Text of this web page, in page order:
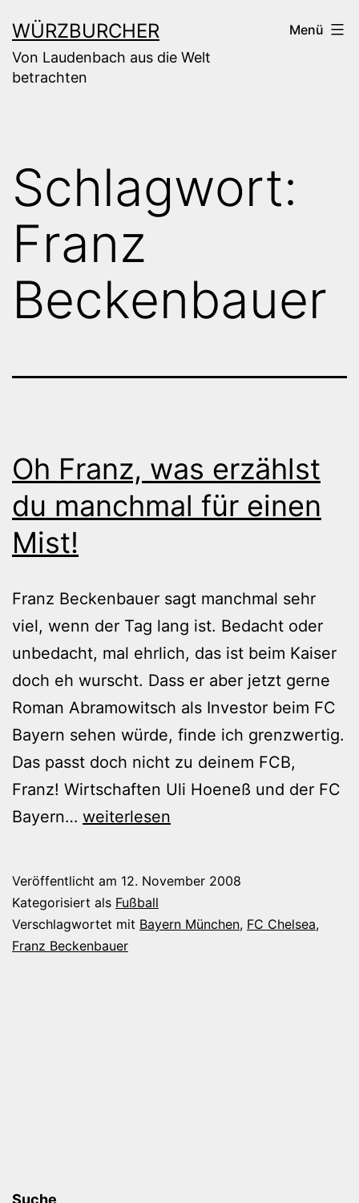
Inhalt
springen
WÜRZBURCHER
Von Laudenbach aus die Welt
betrachten
Menü
Schlagwort:
Franz
Beckenbauer
Oh Franz, was erzählst
du manchmal für einen
Mist!
Franz Beckenbauer sagt manchmal sehr
viel, wenn der Tag lang ist. Bedacht oder
unbedacht, mal ehrlich, das ist beim Kaiser
doch eh wurscht. Dass er aber jetzt gerne
Roman Abramowitsch als Investor beim FC
Bayern sehen würde, finde ich grenzwertig.
Das passt doch nicht zu deinem FCB,
Franz! Wirtschaften Uli Hoeneß und der FC
Bayern… Oh
erzählst
du
manchmal
weiterlesen
Veröffentlicht am 12. November 2008
Kategorisiert als Fußball
Verschlagwortet mit Bayern München, FC Chelsea,
Franz Beckenbauer